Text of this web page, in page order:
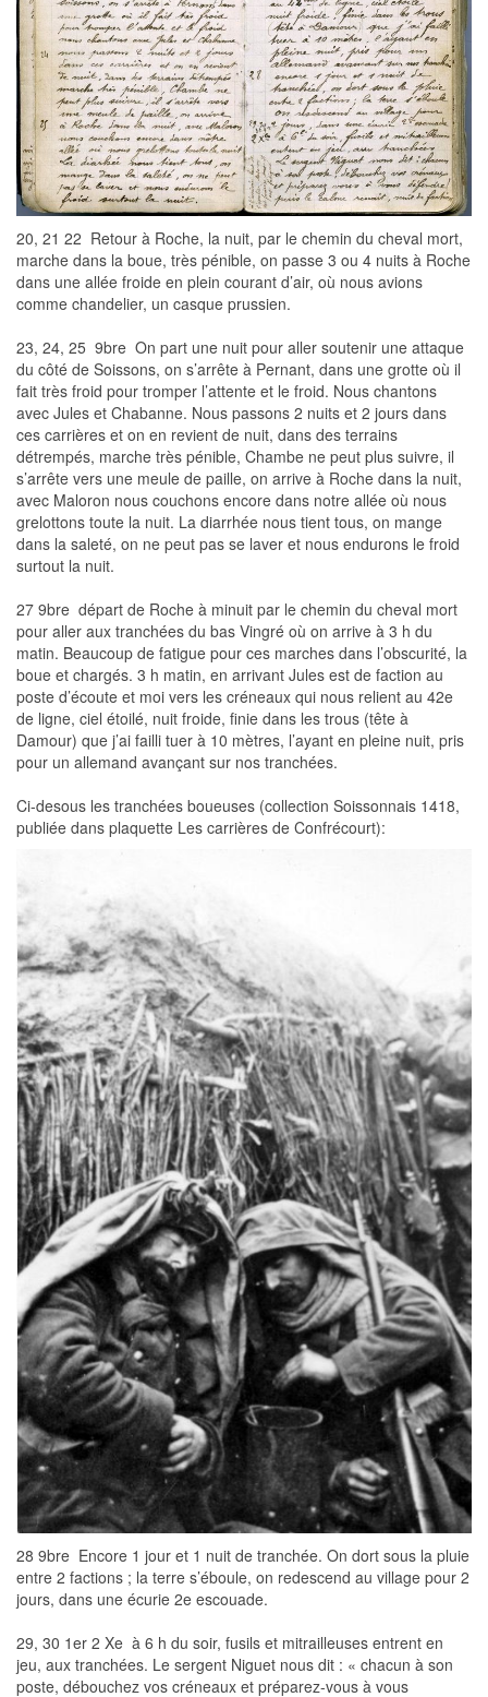
20, 21 22  Retour à Roche, la nuit, par le chemin du cheval mort,
marche dans la boue, très pénible, on passe 3 ou 4 nuits à Roche
dans une allée froide en plein courant d’air, où nous avions
comme chandelier, un casque prussien.
23, 24, 25 9bre  On part une nuit pour aller soutenir une attaque
du côté de Soissons, on s’arrête à Pernant, dans une grotte où il
fait très froid pour tromper l’attente et le froid. Nous chantons
avec Jules et Chabanne. Nous passons 2 nuits et 2 jours dans
ces carrières et on en revient de nuit, dans des terrains
détrempés, marche très pénible, Chambe ne peut plus suivre, il
s’arrête vers une meule de paille, on arrive à Roche dans la nuit,
avec Maloron nous couchons encore dans notre allée où nous
grelottons toute la nuit. La diarrhée nous tient tous, on mange
dans la saleté, on ne peut pas se laver et nous endurons le froid
surtout la nuit.
27 9bre  départ de Roche à minuit par le chemin du cheval mort
pour aller aux tranchées du bas Vingré où on arrive à 3 h du
matin. Beaucoup de fatigue pour ces marches dans l’obscurité, la
boue et chargés. 3 h matin, en arrivant Jules est de faction au
poste d’écoute et moi vers les créneaux qui nous relient au 42e
de ligne, ciel étoilé, nuit froide, finie dans les trous (tête à
Damour) que j’ai failli tuer à 10 mètres, l’ayant en pleine nuit, pris
pour un allemand avançant sur nos tranchées.
Ci-desous les tranchées boueuses (collection Soissonnais 1418,
publiée dans plaquette Les carrières de Confrécourt):
28 9bre  Encore 1 jour et 1 nuit de tranchée. On dort sous la pluie
entre 2 factions ; la terre s’éboule, on redescend au village pour 2
jours, dans une écurie 2e escouade.
29, 30 1er 2 Xe  à 6 h du soir, fusils et mitrailleuses entrent en
jeu, aux tranchées. Le sergent Niguet nous dit : « chacun à son
poste, débouchez vos créneaux et préparez-vous à vous